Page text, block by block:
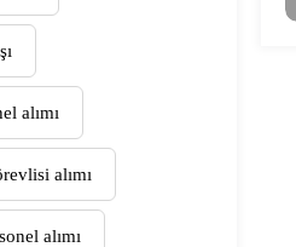
alımı
alımı
alımı